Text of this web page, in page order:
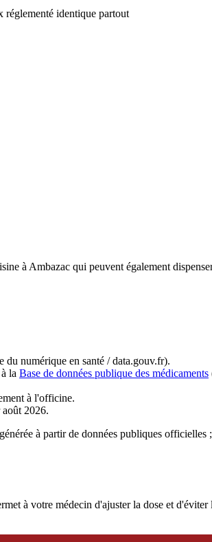
réglementé identique partout
à Ambazac qui peuvent également
du numérique en santé / data.gouv.fr).
la Base de données publique des médicaments
à l'officine.
août 2026.
à partir de données publiques
à votre médecin d'ajuster la dose et